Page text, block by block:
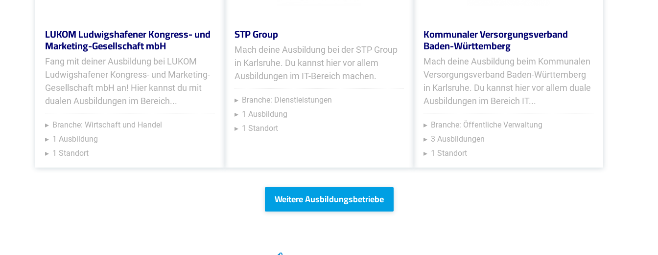
LUKOM Ludwigshafener Kongress- und
Marketing-Gesellschaft mbH
Fang mit deiner Ausbildung bei LUKOM
Ludwigshafener Kongress- und Marketing-
Gesellschaft mbH an! Hier kannst du mit
dualen Ausbildungen im Bereich...
Branche: Wirtschaft und Handel
1 Ausbildung
1 Standort
STP Group
Mach deine Ausbildung bei der STP Group
in Karlsruhe. Du kannst hier vor allem
Ausbildungen im IT-Bereich machen.
Branche: Dienstleistungen
1 Ausbildung
1 Standort
Kommunaler Versorgungsverband
Baden-Württemberg
Mach deine Ausbildung beim Kommunalen
Versorgungsverband Baden-Württemberg
in Karlsruhe. Du kannst hier vor allem duale
Ausbildungen im Bereich IT...
Branche: Öffentliche Verwaltung
3 Ausbildungen
1 Standort
Weitere Ausbildungsbetriebe